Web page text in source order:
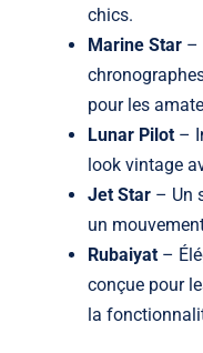
chics.
Marine Star–
pour les
Lunar Pilot–
look vintage
Jet Star– Un
un
Rubaiyat–
conçue pour
la